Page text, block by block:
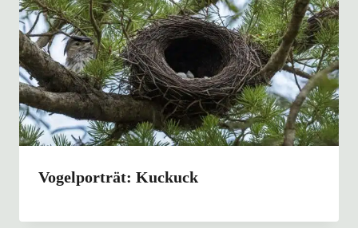
Vogelporträt: Kuckuck